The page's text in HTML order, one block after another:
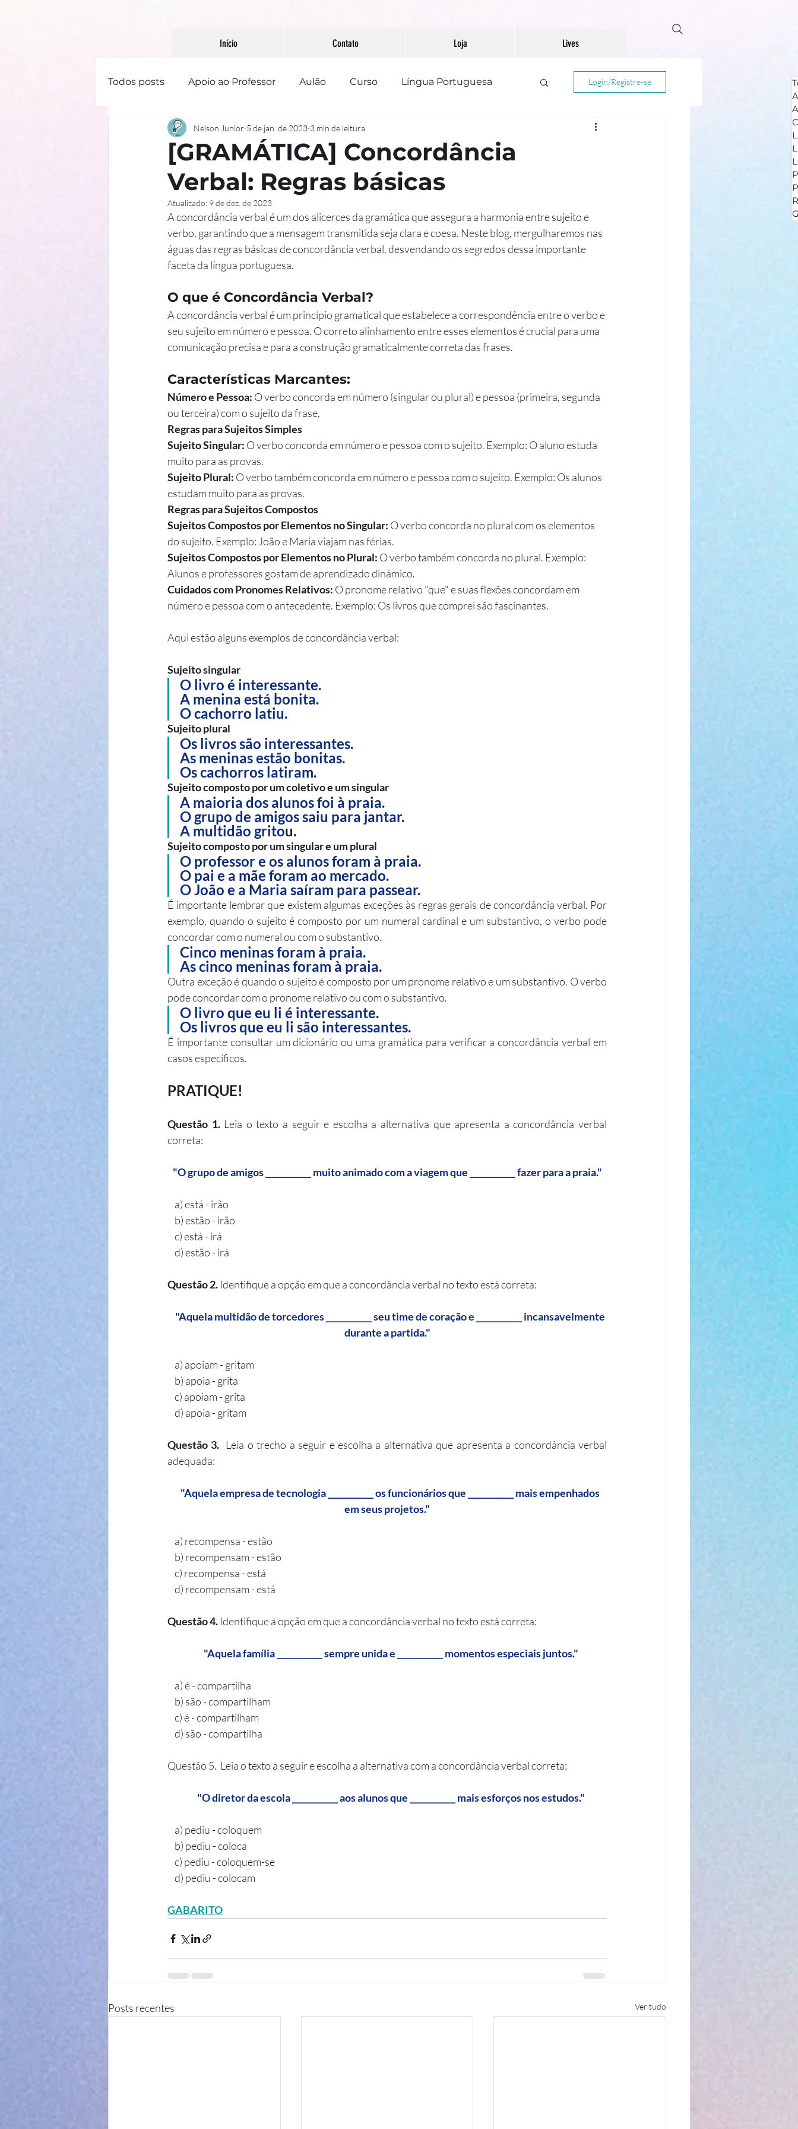
Início Contato Loja Lives
Todos posts Apoio ao Professor Aulão Curso Língua Portuguesa
Linguística Literatura PAAEB Pontuação
Gênero Textual
Login/Registre-se
[GRAMÁTICA] Concordância
Verbal: Regras básicas
Nelson Junior 5 de jan. de 2023 3 min de leitura
Atualizado: 9 de dez. de 2023
A concordância verbal é um dos alicerces da gramática que assegura a harmonia entre sujeito e
verbo, garantindo que a mensagem transmitida seja clara e coesa. Neste blog, mergulharemos nas
águas das regras básicas de concordância verbal, desvendando os segredos dessa importante
faceta da língua portuguesa.
O que é Concordância Verbal?
A concordância verbal é um princípio gramatical que estabelece a correspondência entre o verbo e
seu sujeito em número e pessoa. O correto alinhamento entre esses elementos é crucial para uma
comunicação precisa e para a construção gramaticalmente correta das frases.
Características Marcantes:
Número e Pessoa: O verbo concorda em número (singular ou plural) e pessoa (primeira, segunda
ou terceira) com o sujeito da frase.
Regras para Sujeitos Simples
Sujeito Singular: O verbo concorda em número e pessoa com o sujeito. Exemplo: O aluno estuda
muito para as provas.
Sujeito Plural: O verbo também concorda em número e pessoa com o sujeito. Exemplo: Os alunos
estudam muito para as provas.
Regras para Sujeitos Compostos
Sujeitos Compostos por Elementos no Singular: O verbo concorda no plural com os elementos
do sujeito. Exemplo: João e Maria viajam nas férias.
Sujeitos Compostos por Elementos no Plural: O verbo também concorda no plural. Exemplo:
Alunos e professores gostam de aprendizado dinâmico.
Cuidados com Pronomes Relativos: O pronome relativo "que" e suas flexões concordam em
número e pessoa com o antecedente. Exemplo: Os livros que comprei são fascinantes.
Aqui estão alguns exemplos de concordância verbal:
Sujeito singular
O livro é interessante.
A menina está bonita.
O cachorro latiu.
Sujeito plural
Os livros são interessantes.
As meninas estão bonitas.
Os cachorros latiram.
Sujeito composto por um coletivo e um singular
A maioria dos alunos foi à praia.
O grupo de amigos saiu para jantar.
A multidão gritou.
Sujeito composto por um singular e um plural
O professor e os alunos foram à praia.
O pai e a mãe foram ao mercado.
O João e a Maria saíram para passear.
É importante lembrar que existem algumas exceções às regras gerais de concordância verbal. Por
exemplo, quando o sujeito é composto por um numeral cardinal e um substantivo, o verbo pode
concordar com o numeral ou com o substantivo.
Cinco meninas foram à praia.
As cinco meninas foram à praia.
Outra exceção é quando o sujeito é composto por um pronome relativo e um substantivo. O verbo
pode concordar com o pronome relativo ou com o substantivo.
O livro que eu li é interessante.
Os livros que eu li são interessantes.
É importante consultar um dicionário ou uma gramática para verificar a concordância verbal em
casos específicos.
PRATIQUE!
Questão 1. Leia o texto a seguir e escolha a alternativa que apresenta a concordância verbal
correta:
"O grupo de amigos ___________ muito animado com a viagem que ___________ fazer para a praia."
    a) está - irão
    b) estão - irão
    c) está - irá
    d) estão - irá
Questão 2. Identifique a opção em que a concordância verbal no texto está correta:
durante a partida."
    a) apoiam - gritam
    b) apoia - grita
    c) apoiam - grita
    d) apoia - gritam
Questão 3.
  Leia o trecho a seguir e escolha a alternativa que apresenta a concordância verbal
adequada:
em seus projetos."
    a) recompensa - estão
    b) recompensam - estão
    c) recompensa - está
    d) recompensam - está
Questão 4. Identifique a opção em que a concordância verbal no texto está correta:
    "Aquela família ___________ sempre unida e ___________ momentos especiais juntos."
    a) é - compartilha
    b) são - compartilham
    c) é - compartilham
    d) são - compartilha
Questão 5.  Leia o texto a seguir e escolha a alternativa com a concordância verbal correta:
    "O diretor da escola ___________ aos alunos que ___________ mais esforços nos estudos."
    a) pediu - coloquem
    b) pediu - coloca
    c) pediu - coloquem-se
    d) pediu - colocam
GABARITO
Posts recentes Ver tudo